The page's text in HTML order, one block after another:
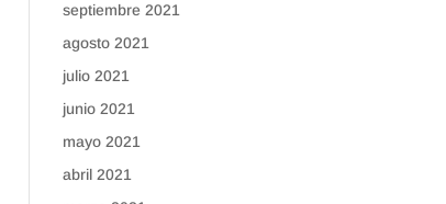
septiembre 2021
agosto 2021
julio 2021
junio 2021
mayo 2021
abril 2021